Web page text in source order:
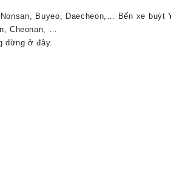
Buyeo, Daecheon,… Bến xe buýt
Cheonan, …
dừng ở đây.